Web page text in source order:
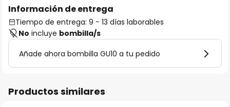
Información de entrega
Tiempo de entrega: 9 - 13 días laborables
No incluye bombilla/s
Añade ahora bombilla GU10 a tu pedido
Productos similares